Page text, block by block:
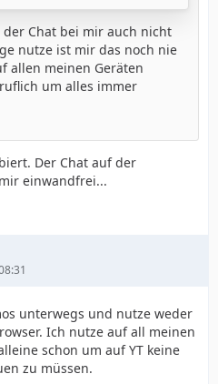
Chat bei mir auch nicht
nutze ist mir das noch nie
allen meinen Geräten
um alles immer
Der Chat auf der
einwandfrei...
unterwegs und nutze weder
Ich nutze auf all meinen
schon um auf YT keine
zu müssen.